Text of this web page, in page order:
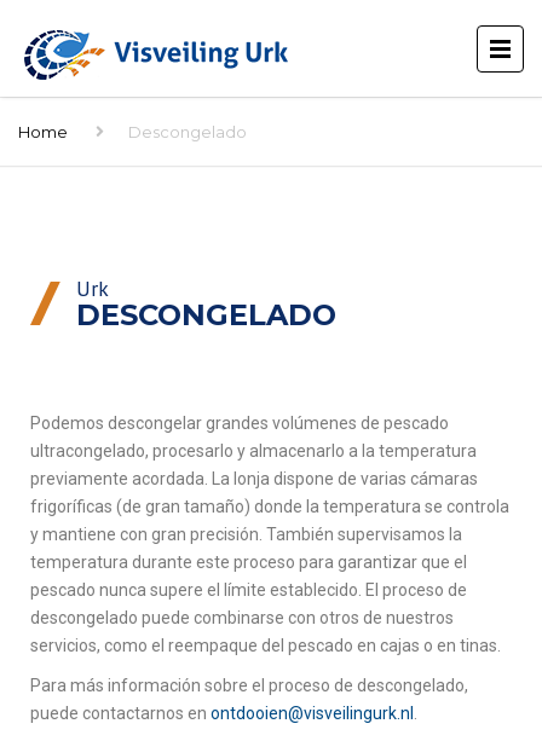
Home Descongelado
Urk
DESCONGELADO
Podemos descongelar grandes volúmenes de pescado
ultracongelado, procesarlo y almacenarlo a la temperatura
previamente acordada. La lonja dispone de varias cámaras
frigoríficas (de gran tamaño) donde la temperatura se controla
y mantiene con gran precisión. También supervisamos la
temperatura durante este proceso para garantizar que el
pescado nunca supere el límite establecido. El proceso de
descongelado puede combinarse con otros de nuestros
servicios, como el reempaque del pescado en cajas o en tinas.
Para más información sobre el proceso de descongelado,
puede contactarnos en ontdooien@visveilingurk.nl